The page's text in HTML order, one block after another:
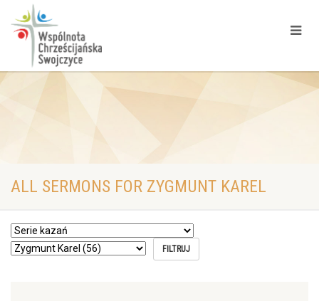
ALL SERMONS FOR ZYGMUNT KAREL